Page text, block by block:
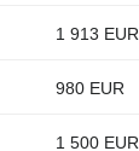
1 913 EUR
980 EUR
1 500 EUR